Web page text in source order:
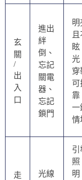
玄
關
/
出
入
口
進出
絆
倒、
忘記
關電
器、
忘記
鎖門
明
眩
光
穿
可
靠
一
情
走
光線
引
照
明